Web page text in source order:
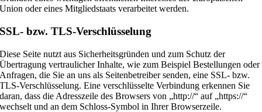
Union oder eines Mitgliedstaats verarbeitet werden.
SSL- bzw. TLS-Verschlüsselung
Diese Seite nutzt aus Sicherheitsgründen und zum Schutz der
Übertragung vertraulicher Inhalte, wie zum Beispiel Bestellungen oder
Anfragen, die Sie an uns als Seitenbetreiber senden, eine SSL- bzw.
TLS-Verschlüsselung. Eine verschlüsselte Verbindung erkennen Sie
daran, dass die Adresszeile des Browsers von „http://“ auf „https://“
wechselt und an dem Schloss-Symbol in Ihrer Browserzeile.